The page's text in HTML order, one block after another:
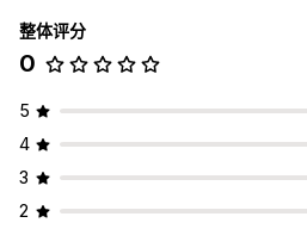
整体评分
0
5
4
3
2